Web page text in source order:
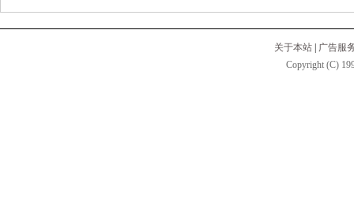
关于本站 | 广告服
Copyright (C)